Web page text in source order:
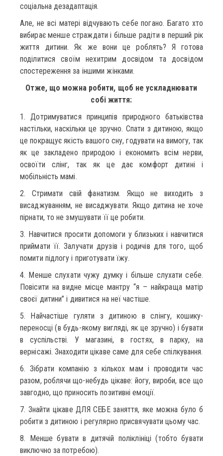
соціальна дезадаптація.
Але, не всі матері відчувають себе погано. Багато хто
вибирає менше страждати і більше радіти в перший рік
життя дитини. Як же вони це роблять? Я готова
поділитися своїм нехитрим досвідом та досвідом
спостереження за іншими жінками.
Отже, що можна робити, щоб не ускладнювати
собі життя:
1. Дотримуватися принципів природного батьківства
настільки, наскільки це зручно. Спати з дитиною, якщо
це покращує якість вашого сну, годувати на вимогу, так
як це закладено природою і економить всім нерви,
освоїти слінг, так як це дає комфорт дитині і
мобільність мамі.
2. Стримати свій фанатизм. Якщо не виходить з
висаджуванням, не висаджувати. Якщо дитина не хоче
пірнати, то не змушувати її це робити.
3. Навчитися просити допомоги у близьких і навчитися
приймати її. Залучати друзів і родичів для того, щоб
помити підлогу і приготувати їжу.
4. Менше слухати чужу думку і більше слухати себе.
Повісити на видне місце мантру “я – найкраща матір
своєї дитини” і дивитися на неї частіше.
5. Найчастіше гуляти з дитиною в слінгу, кошику-
переносці (в будь-якому вигляді, як це зручно) і бувати
в суспільстві. У магазині, в гостях, в парку, на
вернісажі. Знаходити цікаве саме для себе спілкування.
6. Зібрати компанію з кількох мам і проводити час
разом, роблячи що-небудь цікаве: йогу, вироби, все що
завгодно, що приносить позитивні емоції.
7. Знайти цікаве ДЛЯ СЕБЕ заняття, яке можна було б
робити з дитиною і регулярно присвячувати цьому час.
8. Менше бувати в дитячій поліклініці (тобто бувати
виключно за потребою).